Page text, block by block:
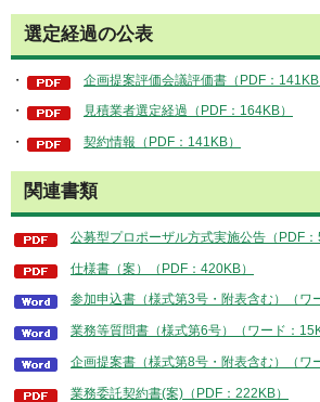
選定経過の公表
・ 企画提案評価会議評価書（PDF：141KB
・ 見積業者選定経過（PDF：164KB）
・ 契約情報（PDF：141KB）
関連書類
公募型プロポーザル方式実施公告（PDF：
仕様書（案）（PDF：420KB）
参加申込書（様式第3号・附表含む）（ワ
業務等質問書（様式第6号）（ワード：
企画提案書（様式第8号・附表含む）（ワ
業務委託契約書(案)（PDF：222KB）